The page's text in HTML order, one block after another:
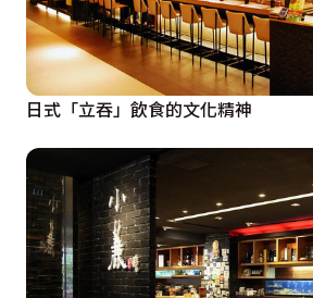
日式「立吞」飲食的文化精神